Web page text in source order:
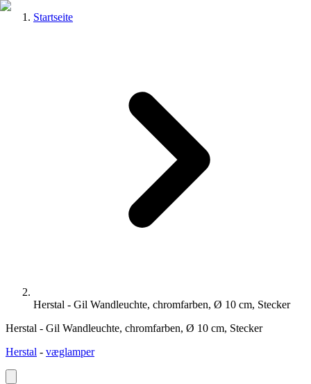
Startseite
Herstal - Gil Wandleuchte, chromfarben, Ø 10 cm, Stecker
Herstal - Gil Wandleuchte, chromfarben, Ø 10 cm, Stecker
Herstal - væglamper